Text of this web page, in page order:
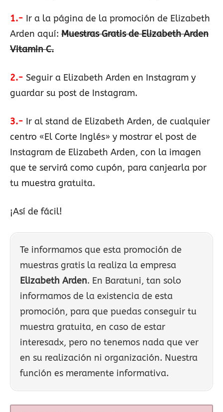
1.- Ir a la página de la promoción de Elizabeth
Arden aquí: Muestras Gratis de Elizabeth Arden
Vitamin C.
2.- Seguir a Elizabeth Arden en Instagram y
guardar su post de Instagram.
3.- Ir al stand de Elizabeth Arden, de cualquier
centro «El Corte Inglés» y mostrar el post de
Instagram de Elizabeth Arden, con la imagen
que te servirá como cupón, para canjearla por
tu muestra gratuita.
¡Así de fácil!
Te informamos que esta promoción de
muestras gratis la realiza la empresa
Elizabeth Arden. En Baratuni, tan solo
informamos de la existencia de esta
promoción, para que puedas conseguir tu
muestra gratuita, en caso de estar
interesadx, pero no tenemos nada que ver
en su realización ni organización. Nuestra
función es meramente informativa.